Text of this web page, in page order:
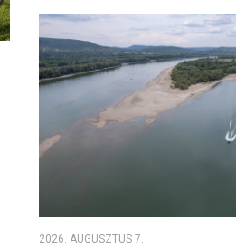
2026. AUGUSZTUS 7.